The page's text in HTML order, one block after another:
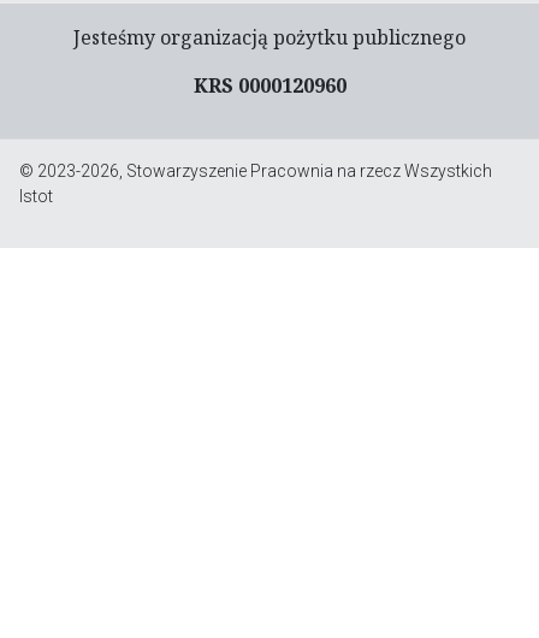
Jesteśmy organizacją pożytku publicznego
KRS 0000120960
© 2023-2026, Stowarzyszenie Pracownia na rzecz Wszystkich
Istot